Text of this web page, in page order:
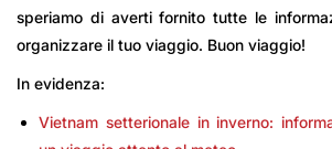
speriamo di averti fornito tutte le
organizzare il tuo viaggio. Buon viaggio!
In evidenza:
Vietnam setterionale in inverno: